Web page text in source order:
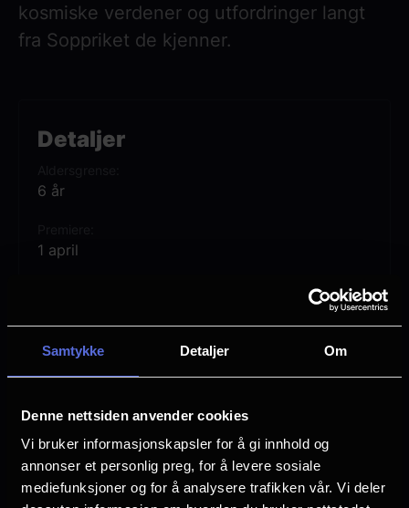
Samtykke Detaljer Om
Denne nettsiden anvender cookies
Vi bruker informasjonskapsler for å gi innhold og
annonser et personlig preg, for å levere sosiale
mediefunksjoner og for å analysere trafikken vår. Vi deler
Detaljer
6 år
1 april
Regi
Rollebesetning
Se mer
kosmiske verdener og utfordringer langt
fra Soppriket de kjenner.